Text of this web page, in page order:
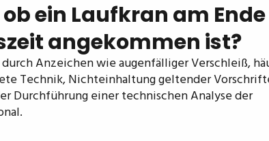
ein Laufkran am Ende
angekommen ist?
Anzeichen wie augenfälliger Verschleiß,
Technik, Nichteinhaltung geltender
Durchführung einer technischen Analyse der